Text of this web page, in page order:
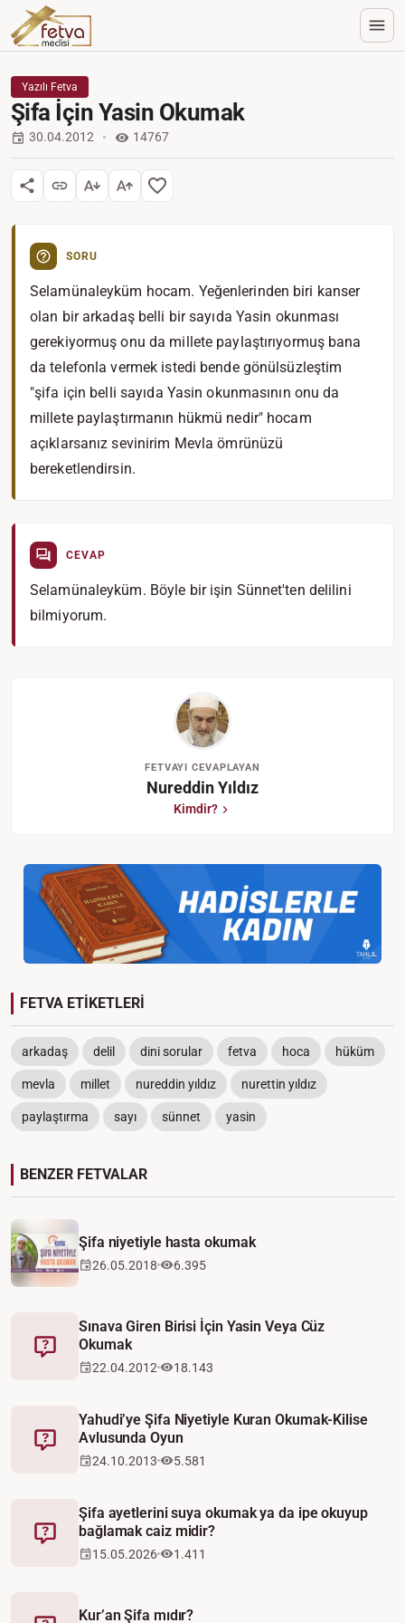
Yazılı Fetva
Şifa İçin Yasin Okumak
30.04.2012 14767
SORU
Selamünaleyküm hocam. Yeğenlerinden biri kanser
olan bir arkadaş belli bir sayıda Yasin okunması
gerekiyormuş onu da millete paylaştırıyormuş bana
da telefonla vermek istedi bende gönülsüzleştim
"şifa için belli sayıda Yasin okunmasının onu da
millete paylaştırmanın hükmü nedir" hocam
açıklarsanız sevinirim Mevla ömrünüzü
bereketlendirsin.
CEVAP
Selamünaleyküm. Böyle bir işin Sünnet'ten delilini
bilmiyorum.
FETVAYI CEVAPLAYAN
Nureddin Yıldız
Kimdir?
FETVA ETİKETLERİ
arkadaş delil dini sorular fetva hoca hüküm
mevla millet nureddin yıldız nurettin yıldız
paylaştırma sayı sünnet yasin
BENZER FETVALAR
Video
Şifa niyetiyle hasta okumak
26.05.2018 6.395
Fetva
Sınava Giren Birisi İçin Yasin Veya Cüz
Okumak
22.04.2012 18.143
Fetva
Yahudi’ye Şifa Niyetiyle Kuran Okumak-Kilise
Avlusunda Oyun
24.10.2013 5.581
Fetva
Şifa ayetlerini suya okumak ya da ipe okuyup
bağlamak caiz midir?
15.05.2026 1.411
Kur’an Şifa mıdır?